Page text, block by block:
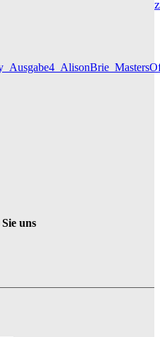
– Vom Provinzjungen
uns